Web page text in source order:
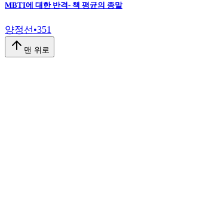
MBTI에 대한 반격- 책 평균의 종말
양정선 •351
맨 위로